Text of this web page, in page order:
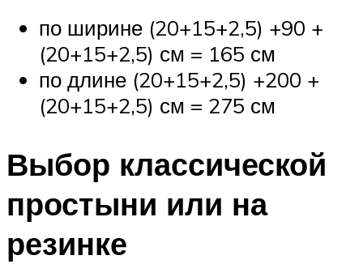
по ширине (20+15+2,5) +90 +
(20+15+2,5) см = 165 см
по длине (20+15+2,5) +200 +
(20+15+2,5) см = 275 см
Выбор классической
простыни или на
резинке